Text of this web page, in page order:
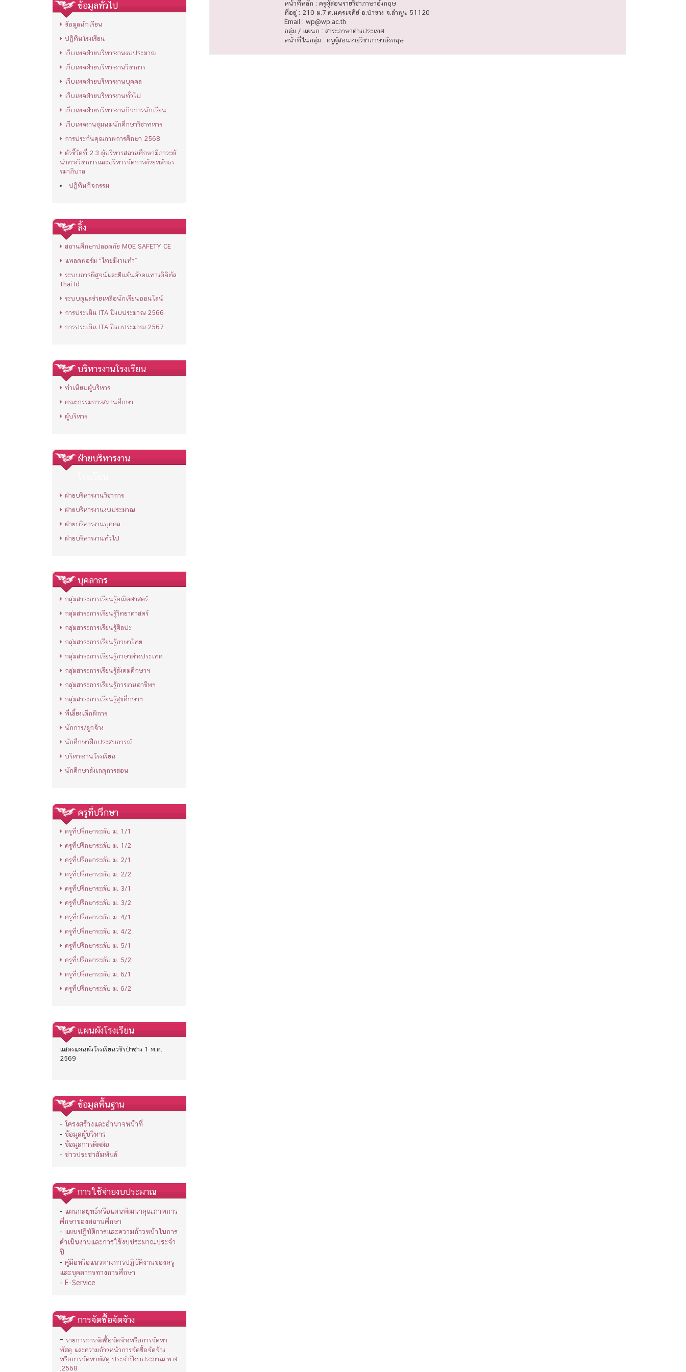
ข้อมูลทั่วไป
ข้อมูลนักเรียน
ปฏิทินโรงเรียน
เว็บเพจฝ่ายบริหารงานงบประมาณ
เว็บเพจฝ่ายบริหารงานวิชาการ
เว็บเพจฝ่ายบริหารงานบุคคล
เว็บเพจฝ่ายบริหารงานทั่วไป
เว็บเพจฝ่ายบริหารงานกิจการนักเรียน
เว็บเพจงานชุมนมนักศึกษาวิชาทหาร
การประกันคุณภาพการศึกษา 2568
ตัวชี้วัดที่ 2.3 ผู้บริหารสถานศึกษามีภาวะผ้
นำทางวิชาการและบริหารจัดการด้วยหลักธร
รมาภิบาล
ปฏิทินกิจกรรม
ลิ้ง
สถานศึกษาปลอดภัย MOE SAFETY CE
แพลตฟอร์ม “ไทยมีงานทำ”
ระบบการพิสูจน์และยืนยันตัวตนทางดิจิทัล
Thai Id
ระบบดูแลช่วยเหลือนักเรียนออนไลน์
การประเมิน ITA ปีงบประมาณ 2566
การประเมิน ITA ปีงบประมาณ 2567
บริหารงานโรงเรียน
ทำเนียบผู้บริหาร
คณะกรรมการสถานศึกษา
ผู้บริหาร
ฝ่ายบริหารงาน
ฝ่ายบริหารงานวิชาการ
ฝ่ายบริหารงานงบประมาณ
ฝ่ายบริหารงานบุคคล
ฝ่ายบริหารงานทั่วไป
บุคลากร
กลุ่มสาระการเรียนรู้คณิตศาสตร์
กลุ่มสาระการเรียนรู้วิทยาศาสตร์
กลุ่มสาระการเรียนรู้ศิลปะ
กลุ่มสาระการเรียนรู้ภาษาไทย
กลุ่มสาระการเรียนรู้ภาษาต่างประเทศ
กลุ่มสาระการเรียนรู้สังคมศึกษาฯ
กลุ่มสาระการเรียนรู้การงานอาชีพฯ
กลุ่มสาระการเรียนรู้สุขศึกษาฯ
พี่เลี้ยงเด็กพิการ
นักการ/ลูกจ้าง
นักศึกษาฝึกประสบการณ์
บริหารงานโรงเรียน
นักศึกษาสังเกตุการสอน
ครูที่ปรึกษา
ครูที่ปรึกษาระดับ ม. 1/1
ครูที่ปรึกษาระดับ ม. 1/2
ครูที่ปรึกษาระดับ ม. 2/1
ครูที่ปรึกษาระดับ ม. 2/2
ครูที่ปรึกษาระดับ ม. 3/1
ครูที่ปรึกษาระดับ ม. 3/2
ครูที่ปรึกษาระดับ ม. 4/1
ครูที่ปรึกษาระดับ ม. 4/2
ครูที่ปรึกษาระดับ ม. 5/1
ครูที่ปรึกษาระดับ ม. 5/2
ครูที่ปรึกษาระดับ ม. 6/1
ครูที่ปรึกษาระดับ ม. 6/2
แผนผังโรงเรียน
แสดงแผนผังโรงเรียนวชิรป่าซาง 1 พ.ค.
2569
ข้อมูลพื้นฐาน
- โครงสร้างและอำนาจหน้าที่
- ข้อมูลผู้บริหาร
- ข้อมูลการติดต่อ
- ข่าวประชาสัมพันธ์
การใช้จ่ายงบประมาณ
- แผนกลยุทธ์หรือแผนพัฒนาคุณภาพการ
ศึกษาของสถานศึกษา
- แผนปฏิบัติการและความก้าวหน้าในการ
ดำเนินงานและการใช้งบประมาณประจำ
ปี
- คู่มือหรือแนวทางการปฏิบัติงานของครู
และบุคลากรทางการศึกษา
- E–Service
การจัดซื้อจัดจ้าง
- รายการการจัดซื้อจัดจ้างหรือการจัดหา
พัสดุ และความก้าวหน้าการจัดซื้อจัดจ้าง
หรือการจัดหาพัสดุ ประจำปีงบประมาณ พ.ศ
.2568
หน้าที่หลัก : ครูผู้สอนรายวิชาภาษาอังกฤษ
ที่อยู่ : 210 ม.7 ต.นครเจดีย์ อ.ป่าซาง จ.ลำพูน 51120
Email : wp@wp.ac.th
กลุ่ม / แผนก : สาระภาษาต่างประเทศ
หน้าที่ในกลุ่ม : ครูผู้สอนรายวิชาภาษาอังกฤษ